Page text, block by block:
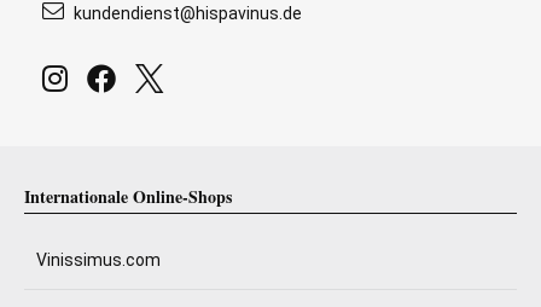
kundendienst@hispavinus.de
Internationale Online-Shops
Vinissimus.com